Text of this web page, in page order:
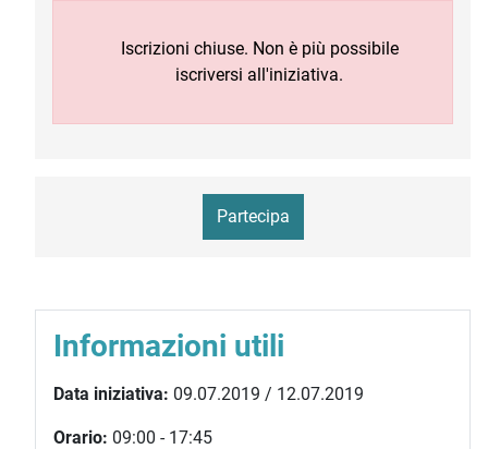
Iscrizioni chiuse. Non è più possibile
iscriversi all'iniziativa.
Partecipa
Informazioni utili
Data iniziativa: 09.07.2019 / 12.07.2019
Orario: 09:00 - 17:45